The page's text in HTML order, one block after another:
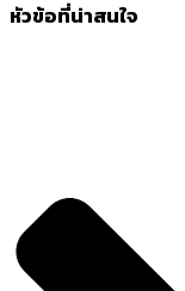
หัวข้อที่น่าสนใจ